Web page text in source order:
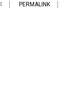
PERMALINK